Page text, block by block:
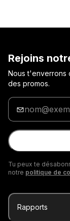
Rejoins
Nous t'enverrons
des promos.
Entre
ton
adresse
e-
mail
Tu peux te
notre politique de
Rapports